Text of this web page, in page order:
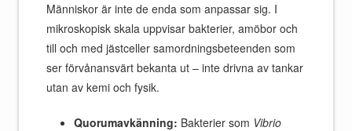
Människor är inte de enda som anpassar sig. I
mikroskopisk skala uppvisar bakterier, amöbor och
till och med jästceller samordningsbeteenden som
ser förvånansvärt bekanta ut – inte drivna av tankar
utan av kemi och fysik.
Quorumavkänning: Bakterier som Vibrio